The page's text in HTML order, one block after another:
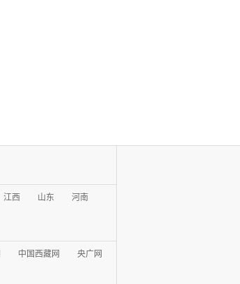
江西 山东 河南
中国西藏网 央广网